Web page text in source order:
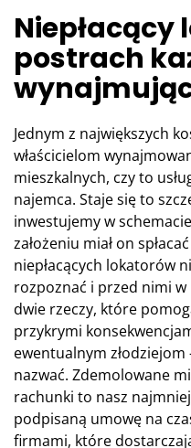
Niepłacący
postrach
Jednym z największych
właścicielom
mieszkalnych, czy to
najemca. Staje się to
inwestujemy w
założeniu miał on
niepłacących lokatorów
rozpoznać i przed nimi w
dwie rzeczy, które
przykrymi
ewentualnym złodziejom
nazwać. Zdemolowane
rachunki to nasz
podpisaną umowę na
firmami, które